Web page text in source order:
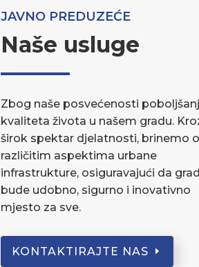
JAVNO PREDUZEĆE
Naše usluge
Zbog naše posvećenosti
kvaliteta života u našem gradu.
širok spektar djelatnosti, brinemo o
različitim aspektima urbane
infrastrukture, osiguravajući da grad
bude udobno, sigurno i inovativno
mjesto za sve.
KONTAKTIRAJTE NAS